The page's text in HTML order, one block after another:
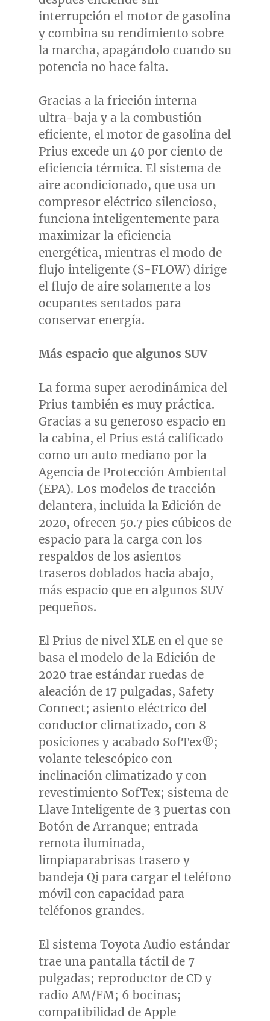
interrupción el motor de gasolina
y combina su rendimiento sobre
la marcha, apagándolo cuando su
potencia no hace falta.
Gracias a la fricción interna
ultra-baja y a la combustión
eficiente, el motor de gasolina del
Prius excede un 40 por ciento de
eficiencia térmica. El sistema de
aire acondicionado, que usa un
compresor eléctrico silencioso,
funciona inteligentemente para
maximizar la eficiencia
energética, mientras el modo de
flujo inteligente (S-FLOW) dirige
el flujo de aire solamente a los
ocupantes sentados para
conservar energía.
Más espacio que algunos SUV
La forma super aerodinámica del
Prius también es muy práctica.
Gracias a su generoso espacio en
la cabina, el Prius está calificado
como un auto mediano por la
Agencia de Protección Ambiental
(EPA). Los modelos de tracción
delantera, incluida la Edición de
2020, ofrecen 50.7 pies cúbicos de
espacio para la carga con los
respaldos de los asientos
traseros doblados hacia abajo,
más espacio que en algunos SUV
pequeños.
El Prius de nivel XLE en el que se
basa el modelo de la Edición de
2020 trae estándar ruedas de
aleación de 17 pulgadas, Safety
Connect; asiento eléctrico del
conductor climatizado, con 8
posiciones y acabado SofTex®;
volante telescópico con
inclinación climatizado y con
revestimiento SofTex; sistema de
Llave Inteligente de 3 puertas con
Botón de Arranque; entrada
remota iluminada,
limpiaparabrisas trasero y
bandeja Qi para cargar el teléfono
móvil con capacidad para
teléfonos grandes.
El sistema Toyota Audio estándar
trae una pantalla táctil de 7
pulgadas; reproductor de CD y
radio AM/FM; 6 bocinas;
compatibilidad de Apple